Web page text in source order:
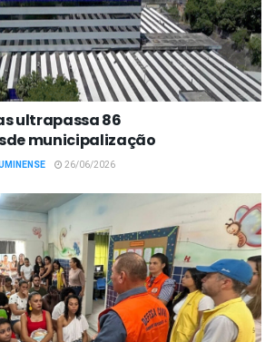
ultrapassa 86
municipalização
26/06/2026